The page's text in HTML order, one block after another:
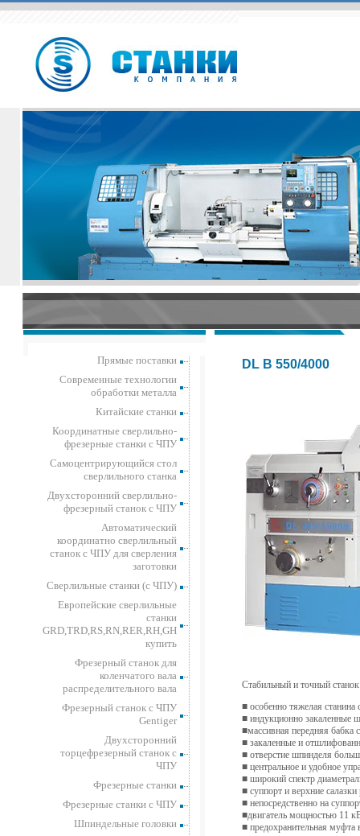
Прямые поставки
Современные технологии
обработки металла
Китайские станки
Координатные сверлильно-
фрезерные станки с ЧПУ
Самоцентрирующийся стол
сверлильного станка
Двухсторонний сверлильно-
фрезерный станок с ЧПУ
Автоматический
координатно сверлильный
станок с ЧПУ для сверления
заготовки
Сверлильные станки (с ЧПУ)
Европейские сверлильные
станки
GRD,TRD,RS,RN,RER,RH,GH
купить
Фрезерный станок для
коленчатого вала
распределительного вала
Фрезерный станок с ЧПУ
Gentiger
Двухсторонний
торцефрезерный станок с
ЧПУ
Фрезерные станки
Фрезерные станки с ЧПУ
Шпиндельные головки
DL B 550/4000
Cтабильный и точный
■ особенно тяжелая
■ индyкциoннo зaкaленные
■массивная передняя
■ закаленные и
■ отверстие шпинделя
■ центральное и удобное
■ широкий спектр
■ суппорт и верхние
■ непосредственно на
■двигатель мощностью 11
■ предохранительная муфта